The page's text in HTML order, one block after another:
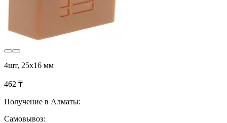
4шт, 25х16 мм
462 ₸
Получение в Алматы:
Самовывоз: